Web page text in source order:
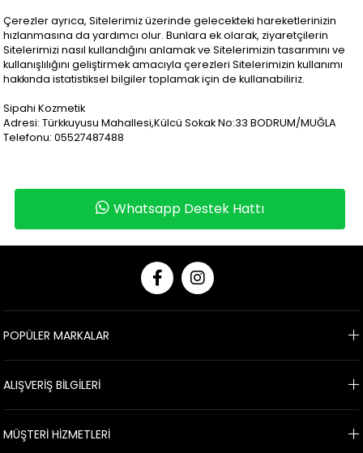
Çerezler ayrıca, Sitelerimiz üzerinde gelecekteki hareketlerinizin
hızlanmasına da yardımcı olur. Bunlara ek olarak, ziyaretçilerin
Sitelerimizi nasıl kullandığını anlamak ve Sitelerimizin tasarımını ve
kullanışlılığını geliştirmek amacıyla çerezleri Sitelerimizin kullanımı
hakkında istatistiksel bilgiler toplamak için de kullanabiliriz.
Sipahi Kozmetik
Adresi: Türkkuyusu Mahallesi,Külcü Sokak No:33 BODRUM/MUĞLA
Telefonu: 05527487488
Whatsapp Destek Hattı
POPÜLER MARKALAR
ALIŞVERİŞ BİLGİLERİ
MÜŞTERİ HİZMETLERİ